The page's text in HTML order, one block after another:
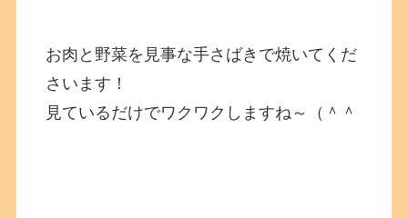
お肉と野菜を見事な手さばきで焼いてくだ
さいます！
見ているだけでワクワクしますね～（＾＾